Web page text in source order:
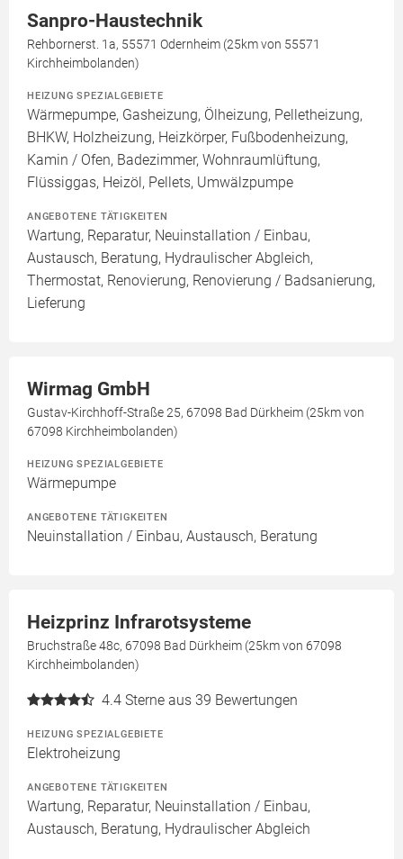
Sanpro-Haustechnik
Rehbornerst. 1a, 55571 Odernheim (25km von 55571
Kirchheimbolanden)
HEIZUNG SPEZIALGEBIETE
Wärmepumpe, Gasheizung, Ölheizung, Pelletheizung,
BHKW, Holzheizung, Heizkörper, Fußbodenheizung,
Kamin / Ofen, Badezimmer, Wohnraumlüftung,
Flüssiggas, Heizöl, Pellets, Umwälzpumpe
ANGEBOTENE TÄTIGKEITEN
Wartung, Reparatur, Neuinstallation / Einbau,
Austausch, Beratung, Hydraulischer Abgleich,
Thermostat, Renovierung, Renovierung / Badsanierung,
Lieferung
Wirmag GmbH
Gustav-Kirchhoff-Straße 25, 67098 Bad Dürkheim (25km von
67098 Kirchheimbolanden)
HEIZUNG SPEZIALGEBIETE
Wärmepumpe
ANGEBOTENE TÄTIGKEITEN
Neuinstallation / Einbau, Austausch, Beratung
Heizprinz Infrarotsysteme
Bruchstraße 48c, 67098 Bad Dürkheim (25km von 67098
Kirchheimbolanden)
4.4 Sterne aus 39 Bewertungen
HEIZUNG SPEZIALGEBIETE
Elektroheizung
ANGEBOTENE TÄTIGKEITEN
Wartung, Reparatur, Neuinstallation / Einbau,
Austausch, Beratung, Hydraulischer Abgleich